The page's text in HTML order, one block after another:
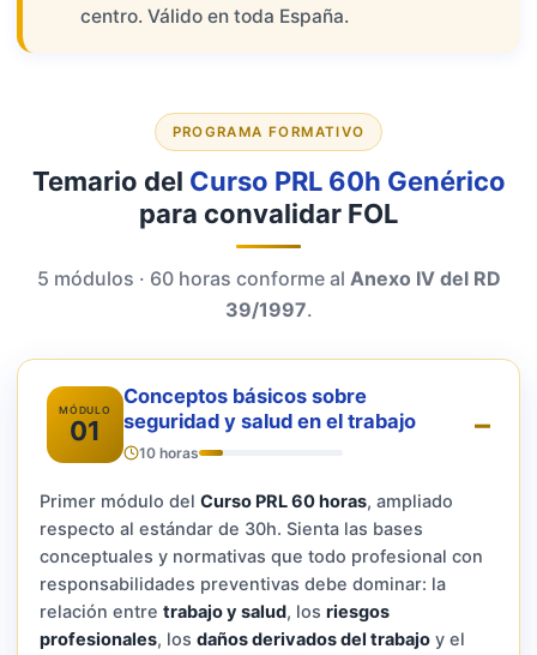
centro. Válido en toda España.
PROGRAMA FORMATIVO
Temario del Curso PRL 60h Genérico
para convalidar FOL
5 módulos · 60 horas conforme al Anexo IV del RD
39/1997.
MÓDULO
01
Conceptos básicos sobre
seguridad y salud en el trabajo
10 horas
Primer módulo del Curso PRL 60 horas, ampliado
respecto al estándar de 30h. Sienta las bases
conceptuales y normativas que todo profesional con
responsabilidades preventivas debe dominar: la
relación entre trabajo y salud, los riesgos
profesionales, los daños derivados del trabajo y el